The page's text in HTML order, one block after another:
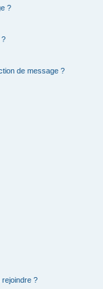
?
?
de message ?
rejoindre ?